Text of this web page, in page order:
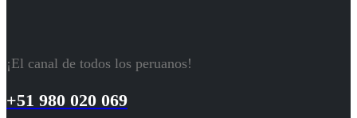
¡El canal de todos los peruanos!
+51 980 020 069